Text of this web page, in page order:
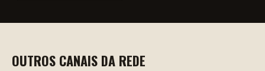
OUTROS CANAIS DA REDE